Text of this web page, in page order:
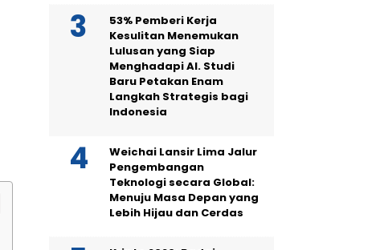
53% Pemberi Kerja
Kesulitan Menemukan
Lulusan yang Siap
Menghadapi AI. Studi
Baru Petakan Enam
Langkah Strategis bagi
Indonesia
Weichai Lansir Lima Jalur
Pengembangan
Teknologi secara Global:
Menuju Masa Depan yang
Lebih Hijau dan Cerdas